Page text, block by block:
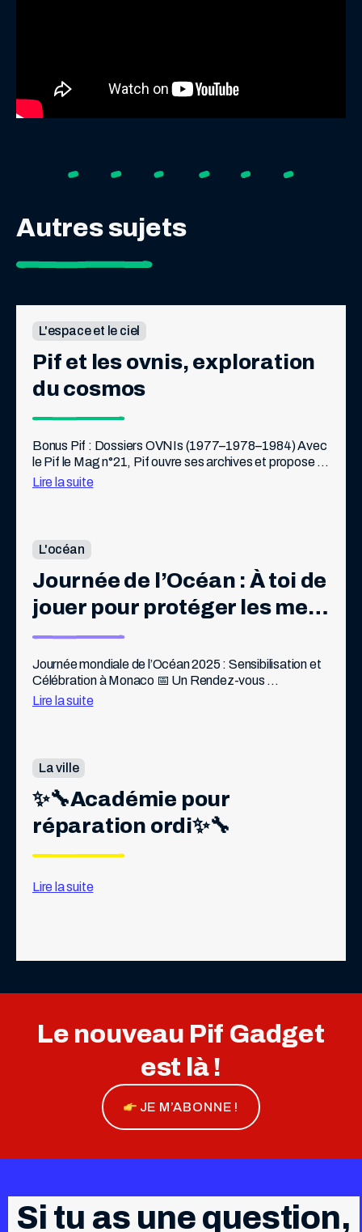
Autres sujets
L'espace et le ciel
Pif et les ovnis, exploration
du cosmos
Bonus Pif : Dossiers OVNIs (1977–1978–1984) Avec
le Pif le Mag n°21, Pif ouvre ses archives et propose un
bonus digital exceptionnel : une sélection de dossiers
Lire la suite
L'océan
Journée de l’Océan : À toi de
jouer pour protéger les mers
! 🐠🌊
Journée mondiale de l’Océan 2025 : Sensibilisation et
Célébration à Monaco 📅 Un Rendez-vous
Incontournable pour les Passionnés de l’Océan ! Les 7
Lire la suite
La ville
✨🔧Académie pour
réparation ordi✨🔧
Lire la suite
Le nouveau Pif Gadget
est là !
JE M’ABONNE !
Si tu as une question,